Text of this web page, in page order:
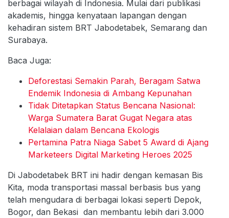
berbagai wilayah di Indonesia. Mulai dari publikasi
akademis, hingga kenyataan lapangan dengan
kehadiran sistem BRT Jabodetabek, Semarang dan
Surabaya.
Baca Juga:
Deforestasi Semakin Parah, Beragam Satwa
Endemik Indonesia di Ambang Kepunahan
Tidak Ditetapkan Status Bencana Nasional:
Warga Sumatera Barat Gugat Negara atas
Kelalaian dalam Bencana Ekologis
Pertamina Patra Niaga Sabet 5 Award di Ajang
Marketeers Digital Marketing Heroes 2025
Di Jabodetabek BRT ini hadir dengan kemasan Bis
Kita, moda transportasi massal berbasis bus yang
telah mengudara di berbagai lokasi seperti Depok,
Bogor, dan Bekasi dan membantu lebih dari 3.000